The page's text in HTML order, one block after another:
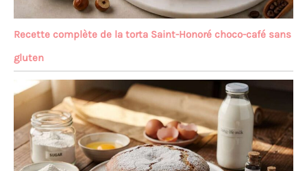
Recette complète de la torta Saint-Honoré choco-café sans
gluten